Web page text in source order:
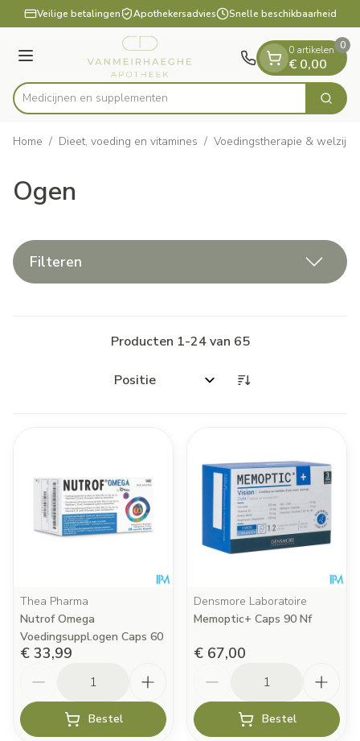
Ga naar de inhoud
1 van 1
Veilige betalingen Apothekersadvies Snelle beschikbaarheid
Menu
Product, merk, categorie...
Medicijn Zoek
0 artikelen
€ 0,00
0
Home / Dieet, voeding en vitamines / Voedingstherapie & welzijn
Ogen
Filteren
Producten 1-24van 65
Sorteer op:
Thea Pharma
Nutrof Omega
Voedingsuppl.ogen Caps 60
€ 33,99
Bestel
Densmore Laboratoire
Memoptic+ Caps 90 Nf
€ 67,00
Bestel